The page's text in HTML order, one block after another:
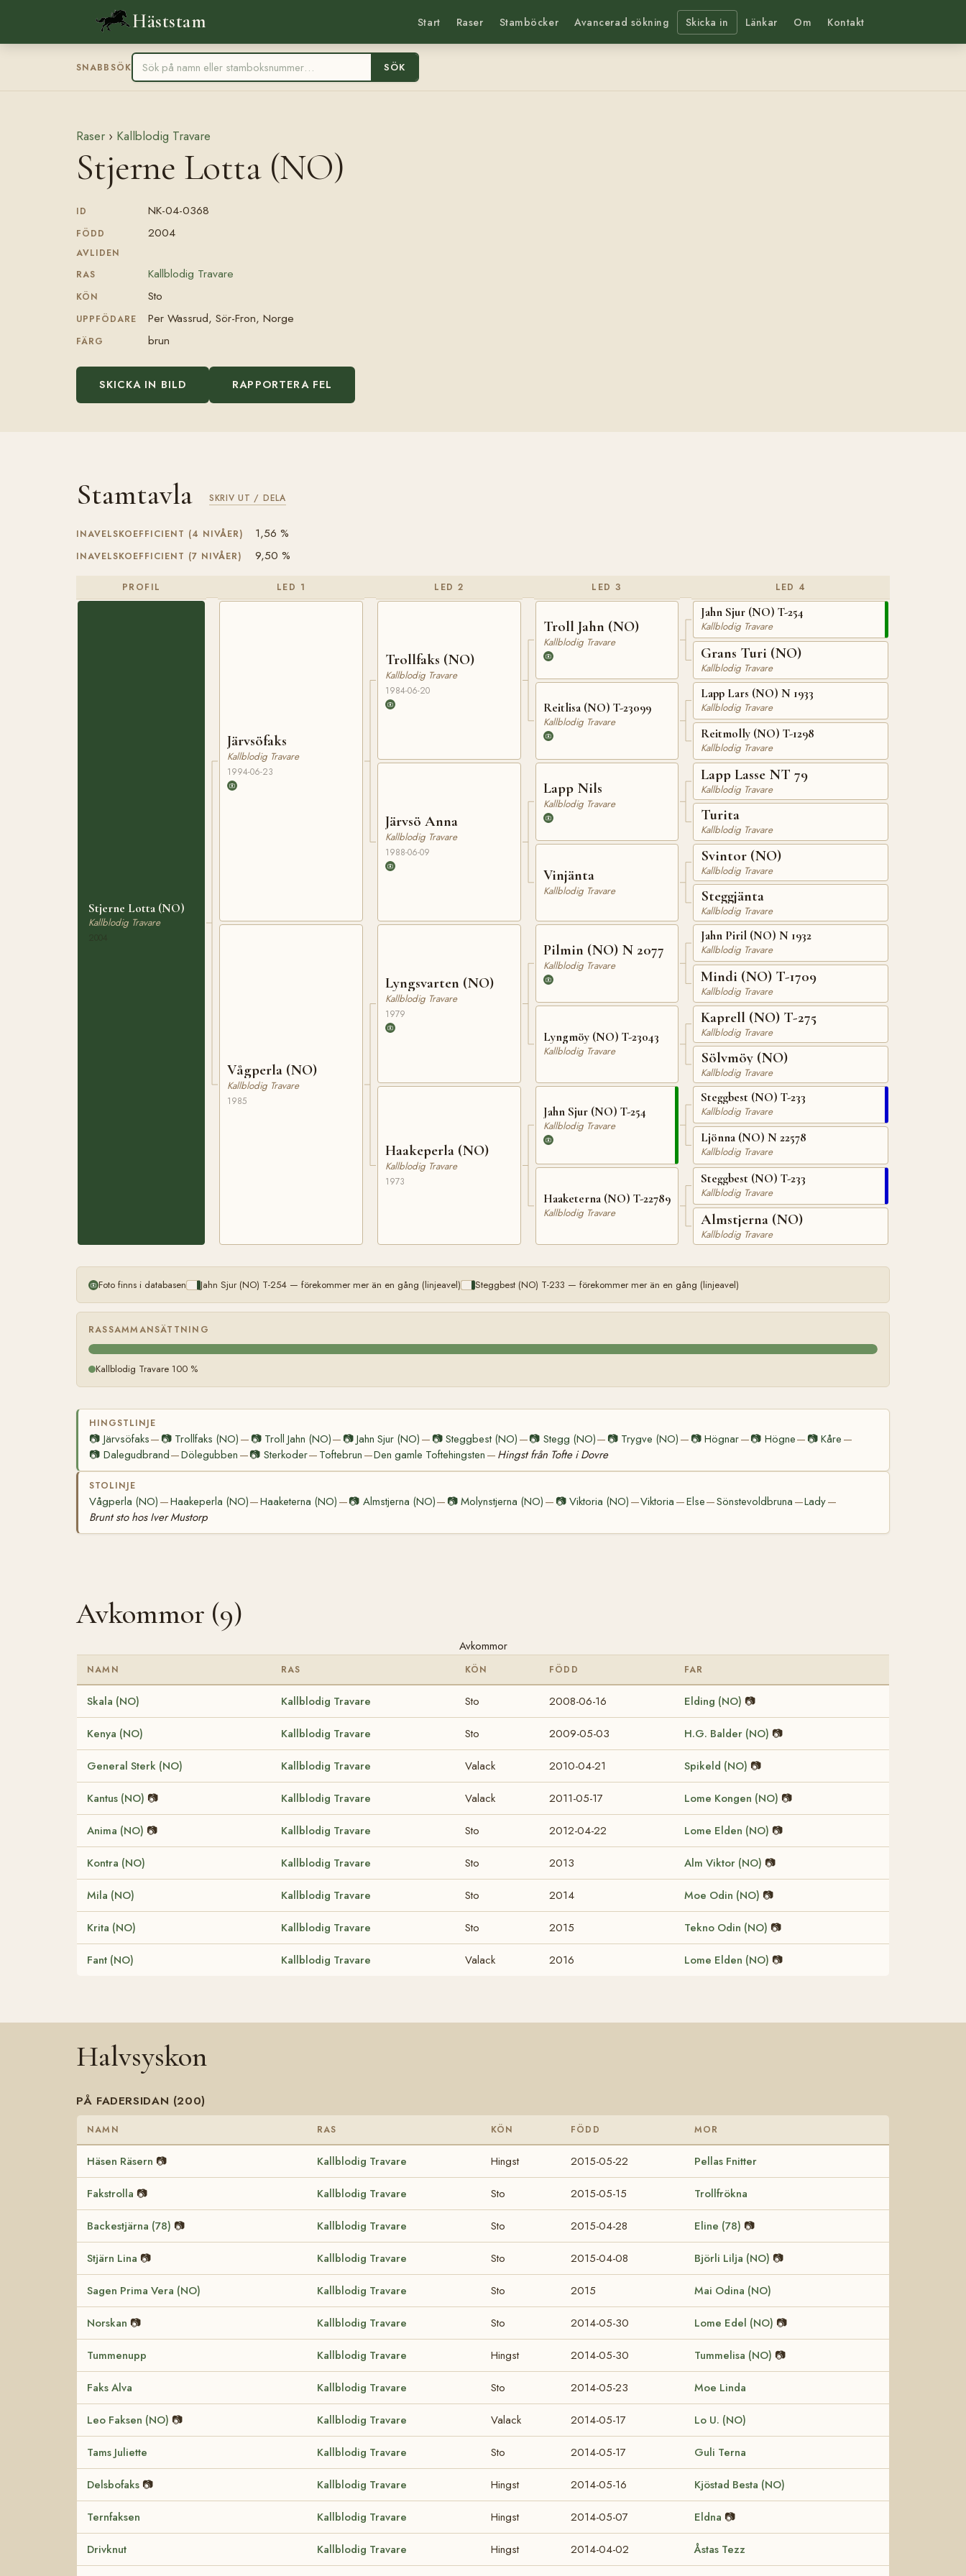
Häststam Start Raser Stamböcker Avancerad sökning Skicka in Länkar Om Kontakt
SNABBSÖK SÖK
Raser › Kallblodig Travare
Stjerne Lotta (NO)
ID NK-04-0368
FÖDD 2004
AVLIDEN
RAS
Kallblodig Travare
KÖN Sto
UPPFÖDARE Per Wassrud, Sör-Fron, Norge
FÄRG brun
SKICKA IN BILD RAPPORTERA FEL
Stamtavla SKRIV UT / DELA
INAVELSKOEFFICIENT (4 NIVÅER) 1,56 %
INAVELSKOEFFICIENT (7 NIVÅER) 9,50 %
PROFIL
Stjerne Lotta (NO)
Kallblodig Travare
LED 1
Järvsöfaks
Kallblodig Travare
1994-06-23
Vågperla (NO)
Kallblodig Travare
1985
LED 2
Trollfaks (NO)
Kallblodig Travare
1984-06-20
Järvsö Anna
Kallblodig Travare
1988-06-09
Lyngsvarten (NO)
Kallblodig Travare
1979
Haakeperla (NO)
Kallblodig Travare
1973
LED 3
Troll Jahn (NO)
Kallblodig Travare
Reitlisa (NO) T-23099
Kallblodig Travare
Lapp Nils
Kallblodig Travare
Vinjänta
Kallblodig Travare
Pilmin (NO) N 2077
Kallblodig Travare
Lyngmöy (NO) T-23043
Kallblodig Travare
Jahn Sjur (NO) T-254
Kallblodig Travare
Haaketerna (NO) T-22789
Kallblodig Travare
LED 4
Jahn Sjur (NO) T-254
Kallblodig Travare
Grans Turi (NO)
Kallblodig Travare
Lapp Lars (NO) N 1933
Kallblodig Travare
Reitmolly (NO) T-1298
Kallblodig Travare
Lapp Lasse NT 79
Kallblodig Travare
Turita
Kallblodig Travare
Svintor (NO)
Kallblodig Travare
Steggjänta
Kallblodig Travare
Jahn Piril (NO) N 1932
Kallblodig Travare
Mindi (NO) T-1709
Kallblodig Travare
Kaprell (NO) T-275
Kallblodig Travare
Sölvmöy (NO)
Kallblodig Travare
Steggbest (NO) T-233
Kallblodig Travare
Ljönna (NO) N 22578
Kallblodig Travare
Steggbest (NO) T-233
Kallblodig Travare
Almstjerna (NO)
Kallblodig Travare
Foto finns i databasen Jahn Sjur (NO) T-254 — förekommer mer än en gång (linjeavel) Steggbest (NO) T-233 — förekommer mer än en gång (linjeavel)
RASSAMMANSÄTTNING
Kallblodig Travare 100 %
HINGSTLINJE
📷 Järvsöfaks— 📷 Trollfaks (NO) — 📷 Troll Jahn (NO)— 📷 Jahn Sjur (NO) — 📷Steggbest (NO) —📷 Stegg (NO)— 📷 Trygve (NO) — 📷Högnar—📷 Högne— 📷Kåre —
📷 Dalegudbrand—Dölegubben —📷 Sterkoder— Toftebrun —Den gamle Toftehingsten — Hingst från Tofte i Dovre
STOLINJE
Vågperla (NO) —Haakeperla (NO)—Haaketerna (NO) —📷 Almstjerna (NO)— 📷Molynstjerna (NO) — 📷Viktoria (NO) —Viktoria —Else—Sönstevoldbruna —Lady—
Brunt sto hos Iver Mustorp
Avkommor (9)
Avkommor
NAMN RAS KÖN FÖDD FAR
Skala (NO) Kallblodig Travare Sto 2008-06-16 Elding (NO) 📷
Kenya (NO) Kallblodig Travare Sto 2009-05-03 H.G. Balder (NO) 📷
General Sterk (NO) Kallblodig Travare Valack 2010-04-21 Spikeld (NO) 📷
Kantus (NO) 📷 Kallblodig Travare Valack 2011-05-17 Lome Kongen (NO) 📷
Anima (NO) 📷 Kallblodig Travare Sto 2012-04-22 Lome Elden (NO) 📷
Kontra (NO) Kallblodig Travare Sto 2013 Alm Viktor (NO) 📷
Mila (NO) Kallblodig Travare Sto 2014 Moe Odin (NO) 📷
Krita (NO) Kallblodig Travare Sto 2015 Tekno Odin (NO) 📷
Fant (NO) Kallblodig Travare Valack 2016 Lome Elden (NO) 📷
Halvsyskon
PÅ FADERSIDAN (200)
NAMN RAS KÖN FÖDD MOR
Häsen Räsern 📷 Kallblodig Travare Hingst 2015-05-22 Pellas Fnitter
Fakstrolla 📷 Kallblodig Travare Sto 2015-05-15 Trollfrökna
Backestjärna (78) 📷 Kallblodig Travare Sto 2015-04-28 Eline (78) 📷
Stjärn Lina 📷 Kallblodig Travare Sto 2015-04-08 Björli Lilja (NO) 📷
Sagen Prima Vera (NO) Kallblodig Travare Sto 2015 Mai Odina (NO)
Norskan 📷 Kallblodig Travare Sto 2014-05-30 Lome Edel (NO) 📷
Tummenupp Kallblodig Travare Hingst 2014-05-30 Tummelisa (NO) 📷
Faks Alva Kallblodig Travare Sto 2014-05-23 Moe Linda
Leo Faksen (NO) 📷 Kallblodig Travare Valack 2014-05-17 Lo U. (NO)
Tams Juliette Kallblodig Travare Sto 2014-05-17 Guli Terna
Delsbofaks 📷 Kallblodig Travare Hingst 2014-05-16 Kjöstad Besta (NO)
Ternfaksen Kallblodig Travare Hingst 2014-05-07 Eldna 📷
Drivknut Kallblodig Travare Hingst 2014-04-02 Åstas Tezz